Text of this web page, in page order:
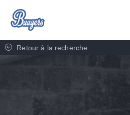
Retour à la recherche